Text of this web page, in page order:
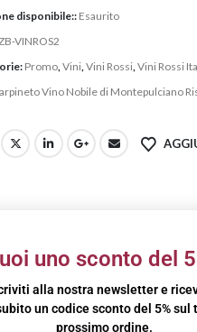
disponibile::Esaurito
VINROS2
Promo Vini Vini Rossi Vini Rossi
Vino Nobile di Montepulciano
e altre varietà a bacca
controllata compresa tra i
uno sconto del
alla nostra newsletter e
un codice sconto del 5% sul
prossimo ordine.